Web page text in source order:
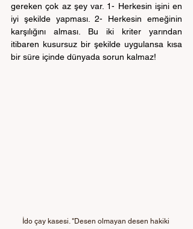
gereken çok az şey var. 1- Herkesin işini en
iyi şekilde yapması. 2- Herkesin emeğinin
karşılığını alması. Bu iki kriter yarından
itibaren kusursuz bir şekilde uygulansa kısa
bir süre içinde dünyada sorun kalmaz!
İdo çay kasesi. "Desen olmayan desen hakiki